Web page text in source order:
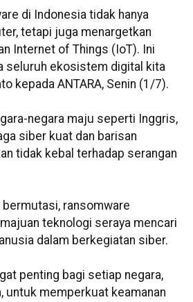
di Indonesia tidak hanya
tetapi juga menargetkan
Internet of Things (IoT). Ini
seluruh ekosistem digital kita
kepada ANTARA, Senin (1/7).
negara maju seperti Inggris,
siber kuat dan barisan
tidak kebal terhadap serangan
bermutasi, ransomware
teknologi seraya mencari
dalam berkegiatan siber.
penting bagi setiap negara,
untuk memperkuat keamanan